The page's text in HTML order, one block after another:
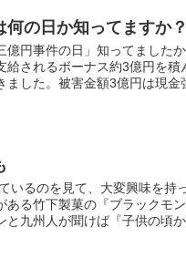
何の日か知ってますか？
億円事件の日」知ってました
給されるボーナス約3億円を
ました。被害金額3億円は現金
いるのを見て、大変興味を持
ある竹下製菓の『ブラックモ
と九州人が聞けば『子供の頃か